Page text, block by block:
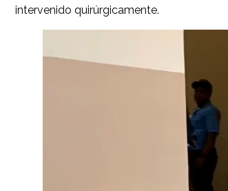
intervenido quirúrgicamente.